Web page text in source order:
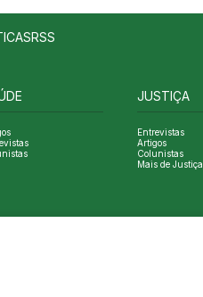
RSS
JUSTIÇA
Entrevistas
Artigos
Colunistas
Mais de Justiça